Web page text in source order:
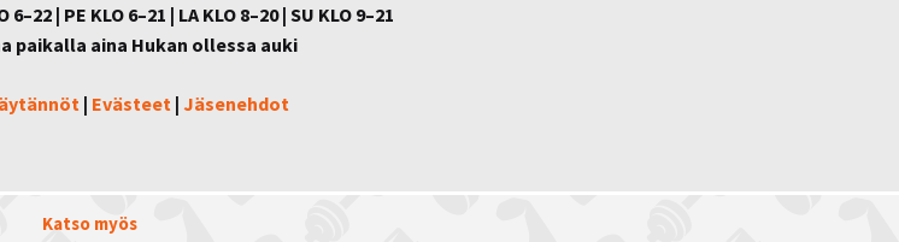
| PE KLO 6–21 | LA KLO 8–20 | SU KLO 9–21
paikalla aina Hukan ollessa auki
| Evästeet | Jäsenehdot
Katso myös